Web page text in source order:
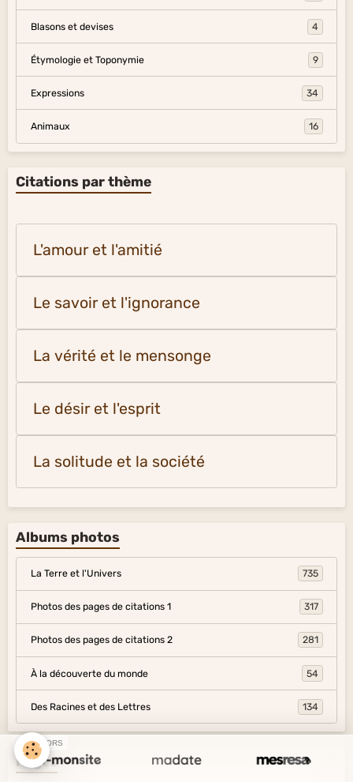
Blasons et devises 4
Étymologie et Toponymie 9
Expressions 34
Animaux 16
Citations par thème
L'amour et l'amitié
Le savoir et l'ignorance
La vérité et le mensonge
Le désir et l'esprit
La solitude et la société
Albums photos
La Terre et l'Univers 735
Photos des pages de citations 1 317
Photos des pages de citations 2 281
À la découverte du monde 54
Des Racines et des Lettres 134
Pages
SPONSORS